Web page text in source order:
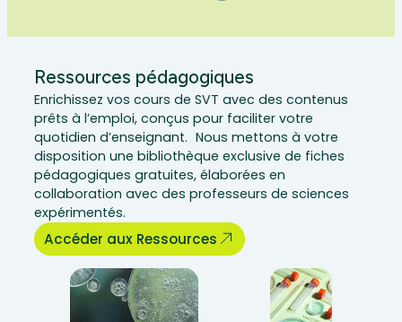
Ressources pédagogiques
Enrichissez vos cours de SVT avec des contenus
prêts à l’emploi, conçus pour faciliter votre
quotidien d’enseignant. Nous mettons à votre
disposition une bibliothèque exclusive de fiches
pédagogiques gratuites, élaborées en
collaboration avec des professeurs de sciences
expérimentés.
Accéder aux Ressources